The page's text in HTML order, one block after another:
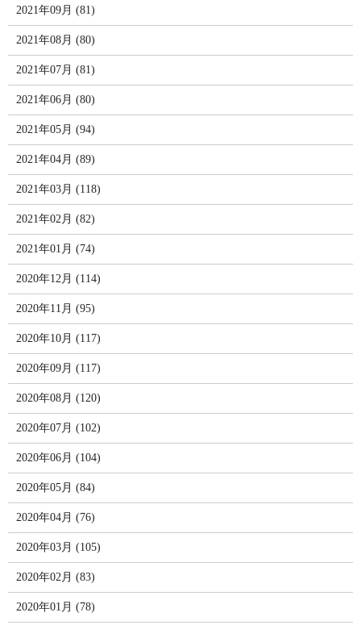
2021年09月 (81)
2021年08月 (80)
2021年07月 (81)
2021年06月 (80)
2021年05月 (94)
2021年04月 (89)
2021年03月 (118)
2021年02月 (82)
2021年01月 (74)
2020年12月 (114)
2020年11月 (95)
2020年10月 (117)
2020年09月 (117)
2020年08月 (120)
2020年07月 (102)
2020年06月 (104)
2020年05月 (84)
2020年04月 (76)
2020年03月 (105)
2020年02月 (83)
2020年01月 (78)